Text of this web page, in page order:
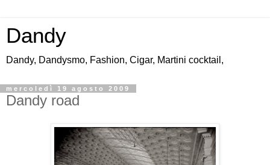
Dandy
Dandy, Dandysmo, Fashion, Cigar, Martini cocktail,
mercoledì 19 agosto 2009
Dandy road